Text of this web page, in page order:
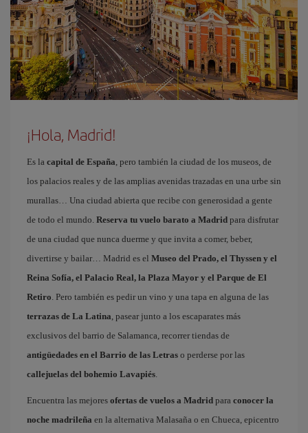
¡Hola, Madrid!
Es la capital de España, pero también la ciudad de los museos, de
los palacios reales y de las amplias avenidas trazadas en una urbe sin
murallas… Una ciudad abierta que recibe con generosidad a gente
de todo el mundo. Reserva tu vuelo barato a Madrid para disfrutar
de una ciudad que nunca duerme y que invita a comer, beber,
divertirse y bailar… Madrid es el Museo del Prado, el Thyssen y el
Reina Sofía, el Palacio Real, la Plaza Mayor y el Parque de El
Retiro. Pero también es pedir un vino y una tapa en alguna de las
terrazas de La Latina, pasear junto a los escaparates más
exclusivos del barrio de Salamanca, recorrer tiendas de
antigüedades en el Barrio de las Letras o perderse por las
callejuelas del bohemio Lavapiés.
Encuentra las mejores ofertas de vuelos a Madrid para conocer la
noche madrileña en la alternativa Malasaña o en Chueca, epicentro